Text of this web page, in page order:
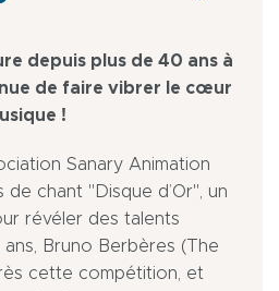
depuis plus de 40 ans à
de faire vibrer le cœur
!
Sanary Animation
chant "Disque d’Or", un
révéler des talents
Bruno Berbères (The
cette compétition, et